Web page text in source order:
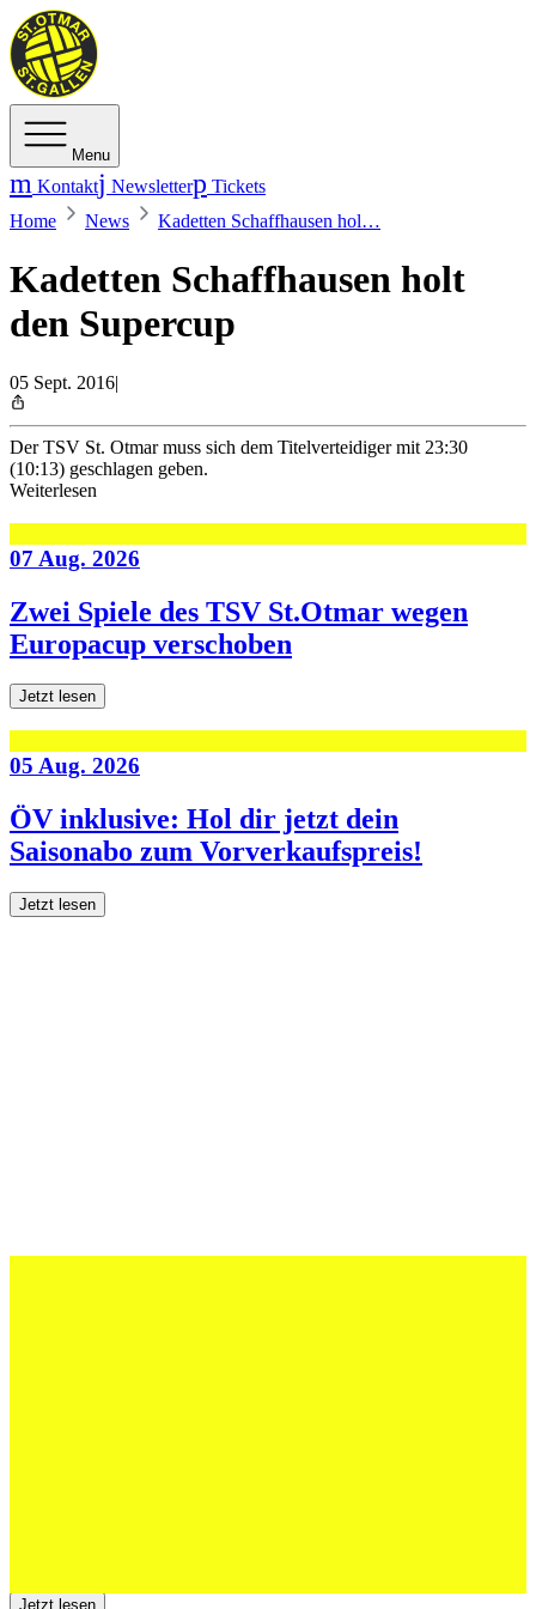
Menu
Kontakt Newsletter
Tickets
Home
News Kadetten Schaffhausen hol…
Kadetten Schaffhausen holt
den Supercup
05 Sept. 2016|
Der TSV St. Otmar muss sich dem Titelverteidiger mit 23:30
(10:13) geschlagen geben.
Weiterlesen
07 Aug. 2026
Zwei Spiele des TSV St.Otmar wegen
Europacup verschoben
Jetzt lesen
05 Aug. 2026
ÖV inklusive: Hol dir jetzt dein
Saisonabo zum Vorverkaufspreis!
Jetzt lesen
Jetzt lesen